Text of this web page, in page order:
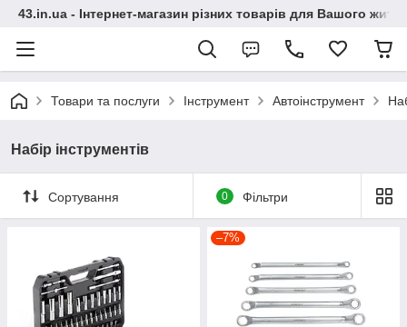
43.in.ua - Інтернет-магазин різних товарів для Вашого
Товари та послуги Інструмент Автоінструмент
Набір інструментів
Сортування 0 Фільтри
–7%